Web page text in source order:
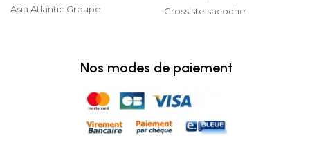
Asia Atlantic Groupe
Grossiste sacoche
Nos modes de paiement